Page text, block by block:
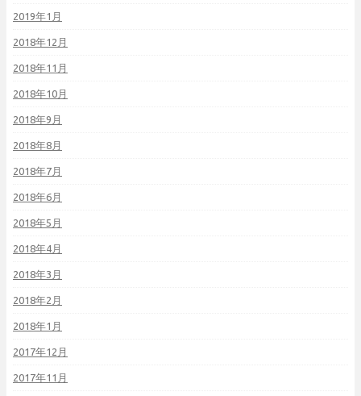
2019年1月
2018年12月
2018年11月
2018年10月
2018年9月
2018年8月
2018年7月
2018年6月
2018年5月
2018年4月
2018年3月
2018年2月
2018年1月
2017年12月
2017年11月